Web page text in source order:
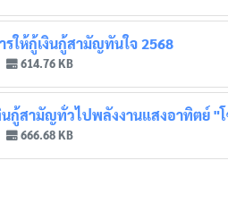
รให้กู้เงินกู้สามัญทันใจ 2568
614.76 KB
นกู้สามัญทั่วไปพลังงานแสงอาทิตย์ "
666.68 KB